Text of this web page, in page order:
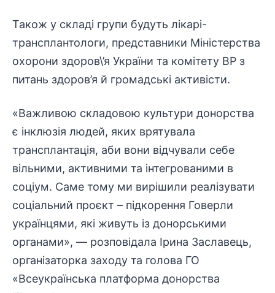
Також у складі групи будуть лікарі-
трансплантологи, представники Міністерства
охорони здоров\’я України та комітету ВР з
питань здоров’я й громадські активісти.
«Важливою складовою культури донорства
є інклюзія людей, яких врятувала
трансплантація, аби вони відчували себе
вільними, активними та інтегрованими в
соціум. Саме тому ми вирішили реалізувати
соціальний проєкт – підкорення Говерли
українцями, які живуть із донорськими
органами», — розповідала Ірина Заславець,
організаторка заходу та голова ГО
«Всеукраїнська платформа донорства